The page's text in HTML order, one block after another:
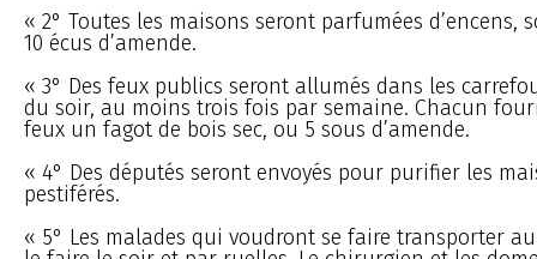
« 2° Toutes les maisons seront parfumées d’encens,
10 écus d’amende.
« 3° Des feux publics seront allumés dans les
du soir, au moins trois fois par semaine. Chacun
feux un fagot de bois sec, ou 5 sous d’amende.
« 4° Des députés seront envoyés pour purifier les
pestiférés.
« 5° Les malades qui voudront se faire transporter